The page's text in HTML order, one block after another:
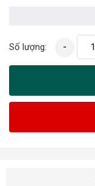
Số lượng: -